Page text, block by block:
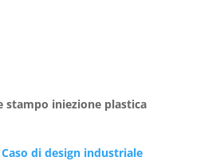
stampo iniezione plastica
Caso di design industriale